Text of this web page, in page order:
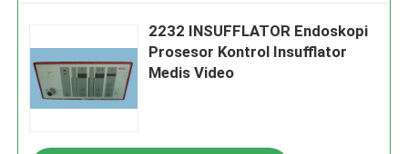
2232 INSUFFLATOR Endoskopi
Prosesor Kontrol Insufflator
Medis Video